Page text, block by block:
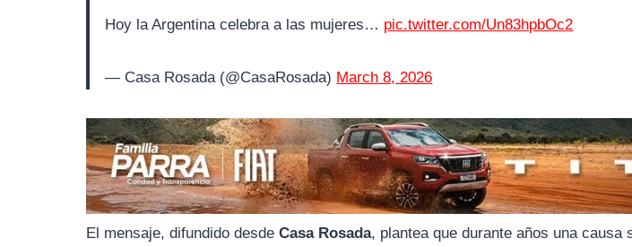
Hoy la Argentina celebra a las mujeres… pic.twitter.com/Un83hpbOc2
— Casa Rosada (@CasaRosada) March 8, 2026
El mensaje, difundido desdeCasa Rosada, plantea que durante años una